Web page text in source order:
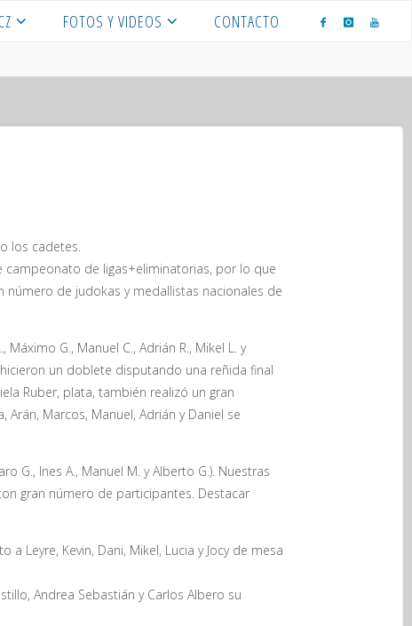
FOTOS Y VIDEOS CONTACTO
los cadetes.
campeonato de ligas+eliminatorias, por lo que
de judokas y medallistas nacionales de
G., Manuel C., Adrián R., Mikel L. y
un doblete disputando una reñida final
Ruber, plata, también realizó un gran
Marcos, Manuel, Adrián y Daniel se
G., Ines A., Manuel M. y Alberto G.). Nuestras
gran número de participantes. Destacar
Kevin, Dani, Mikel, Lucia y Jocy de mesa
Andrea Sebastián y Carlos Albero su